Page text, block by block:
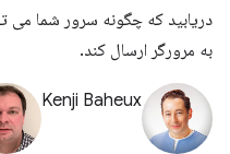
دریابید که چگونه سرور شما می
به مرورگر ارسال کند.
Kenji Baheux